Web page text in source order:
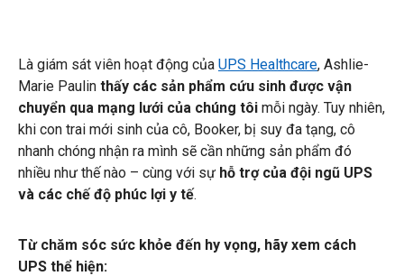
Là giám sát viên hoạt động của UPS Healthcare, Ashlie-
Marie Paulin thấy các sản phẩm cứu sinh được vận
chuyển qua mạng lưới của chúng tôi mỗi ngày. Tuy nhiên,
khi con trai mới sinh của cô, Booker, bị suy đa tạng, cô
nhanh chóng nhận ra mình sẽ cần những sản phẩm đó
nhiều như thế nào – cùng với sự hỗ trợ của đội ngũ UPS
và các chế độ phúc lợi y tế.
Từ chăm sóc sức khỏe đến hy vọng, hãy xem cách
UPS thể hiện: